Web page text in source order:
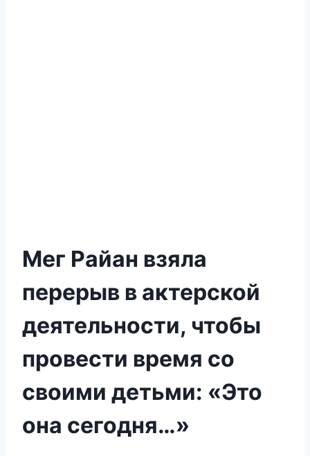
Мег Райан взяла
перерыв в актерской
деятельности, чтобы
провести время со
своими детьми: «Это
она сегодня…»